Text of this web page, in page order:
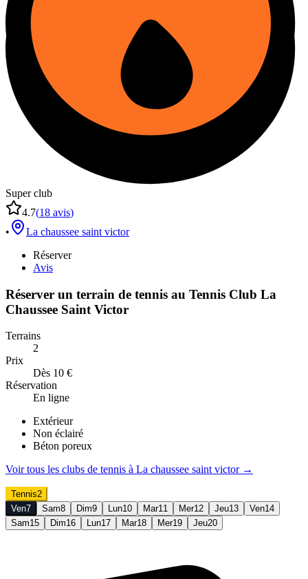
Super club
4.7(18 avis)
•
La chaussee saint victor
Réserver
Avis
Réserver un terrain de tennis au Tennis Club La
Chaussee Saint Victor
Terrains
2
Prix
Dès 10 €
Réservation
En ligne
Extérieur
Non éclairé
Béton poreux
Voir tous les clubs de tennis à La chaussee saint victor→
Tennis2
Ven7 Sam8 Dim9 Lun10 Mar11 Mer12 Jeu13 Ven14
Sam15 Dim16 Lun17 Mar18 Mer19 Jeu20